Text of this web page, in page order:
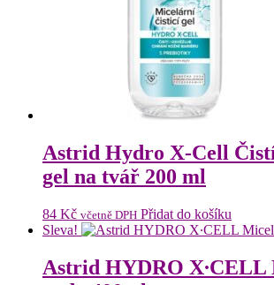
Astrid Hydro X-Cell
gel na tvář 200 ml
84 Kč včetně DPH Přidat do košíku
Sleva!
Astrid HYDRO